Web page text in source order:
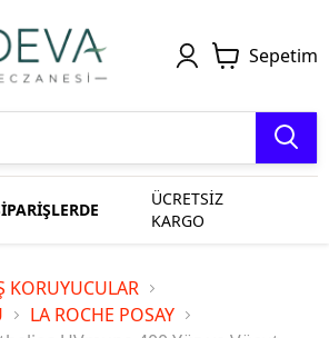
Sepetim
ÜCRETSİZ
KARGO
KORUYUCULAR
LA ROCHE POSAY